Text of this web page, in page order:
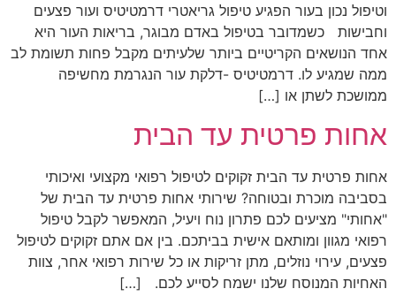
וטיפול נכון בעור הפגיע טיפול גריאטרי דרמטיטיס ועור פצעים
וחבישות כשמדובר בטיפול באדם מבוגר, בריאות העור היא
אחד הנושאים הקריטיים ביותר שלעיתים מקבל פחות תשומת לב
ממה שמגיע לו. דרמטיטיס -דלקת עור הנגרמת מחשיפה
ממושכת לשתן או […]
אחות פרטית עד הבית
אחות פרטית עד הבית זקוקים לטיפול רפואי מקצועי ואיכותי
בסביבה מוכרת ובטוחה? שירותי אחות פרטית עד הבית של
"אחותי" מציעים לכם פתרון נוח ויעיל, המאפשר לקבל טיפול
רפואי מגוון ומותאם אישית בביתכם. בין אם אתם זקוקים לטיפול
פצעים, עירוי נוזלים, מתן זריקות או כל שירות רפואי אחר, צוות
האחיות המנוסח שלנו ישמח לסייע לכם. […]